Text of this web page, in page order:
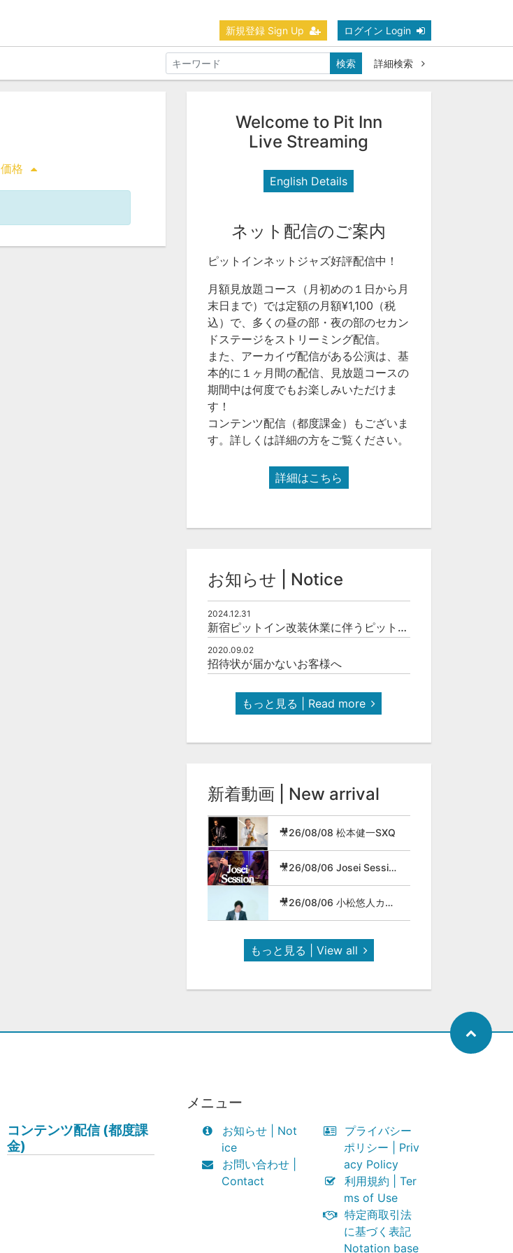
新規登録 Sign Up ログイン Login
検索
詳細検索
価格
Welcome to Pit Inn
Live Streaming
English Details
ネット配信のご案内
ピットインネットジャズ好評配信中！
月額見放題コース（月初めの１日から月
末日まで）では定額の月額¥1,100（税
込）で、多くの昼の部・夜の部のセカン
ドステージをストリーミング配信。
また、アーカイヴ配信がある公演は、基
本的に１ヶ月間の配信、見放題コースの
期間中は何度でもお楽しみいただけま
す！
コンテンツ配信（都度課金）もございま
す。詳しくは詳細の方をご覧ください。
詳細はこちら
お知らせ | Notice
2024.12.31
新宿ピットイン改装休業に伴うピットインネットジャズのご案内
2020.09.02
招待状が届かないお客様へ
もっと見る | Read more
新着動画 | New arrival
🎥26/08/08 松本健一SXQ
🎥26/08/06 Josei Session
🎥26/08/06 小松悠人カルテット
もっと見る | View all
コンテンツ配信 (都度課
金)
メニュー
お知らせ | Not
ice
お問い合わせ |
Contact
プライバシー
ポリシー | Priv
acy Policy
利用規約 | Ter
ms of Use
特定商取引法
に基づく表記
Notation base